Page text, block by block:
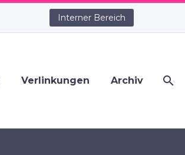
Interner Bereich
Verlinkungen Archiv